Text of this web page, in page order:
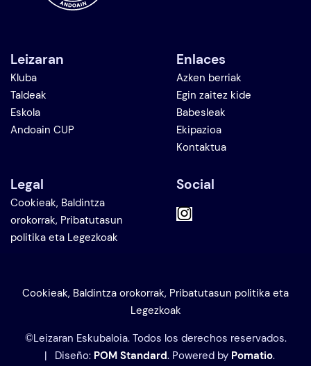
Leizaran
Kluba
Taldeak
Eskola
Andoain CUP
Enlaces
Azken berriak
Egin zaitez kide
Babesleak
Ekipazioa
Kontaktua
Legal
Cookieak, Baldintza
orokorrak, Pribatutasun
politika eta Legezkoak
Social
Cookieak, Baldintza orokorrak, Pribatutasun politika eta
Legezkoak
©Leizaran Eskubaloia. Todos los derechos reservados.
| Diseño: POM Standard. Powered by Pomatio.